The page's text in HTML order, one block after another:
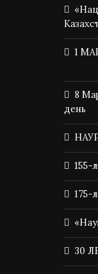
1
8
день
155-
30